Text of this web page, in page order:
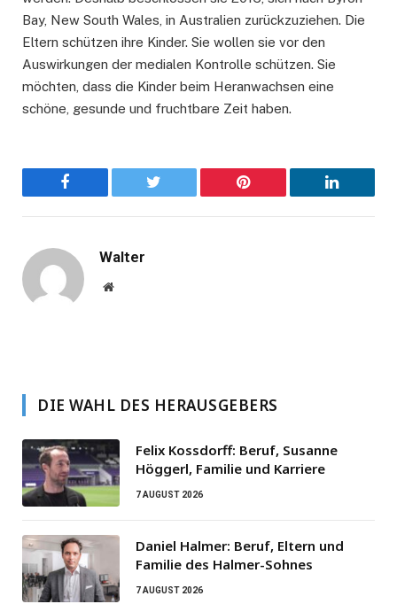
Bay, New South Wales, in Australien zurückzuziehen. Die
Eltern schützen ihre Kinder. Sie wollen sie vor den
Auswirkungen der medialen Kontrolle schützen. Sie
möchten, dass die Kinder beim Heranwachsen eine
schöne, gesunde und fruchtbare Zeit haben.
Facebook Twitter Pinterest LinkedIn
Walter
Website
DIE WAHL DES HERAUSGEBERS
Felix Kossdorff: Beruf, Susanne
Höggerl, Familie und Karriere
7 AUGUST 2026
Daniel Halmer: Beruf, Eltern und
Familie des Halmer-Sohnes
7 AUGUST 2026